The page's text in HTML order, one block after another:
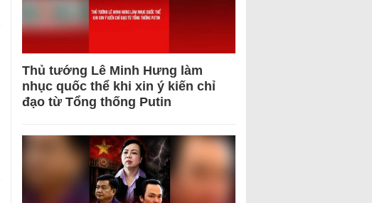
Thủ tướng Lê Minh Hưng làm
nhục quốc thể khi xin ý kiến chỉ
đạo từ Tổng thống Putin